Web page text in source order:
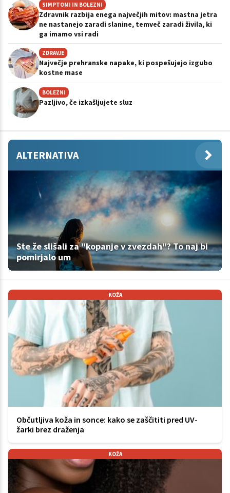
SIMPTOMI IN BOLEZNI
Zdravnik razbija enega največjih mitov: mastna jetra
ne nastanejo zaradi slanine, temveč zaradi živila, ki
ga imamo vsi radi
ZDRAVJE
Največje prehranske napake, ki pospešujejo izgubo
kostne mase
BOLEZNI
Pazljivo, če izkašljujete sluz
ALTERNATIVA
Ste že slišali za "kopanje v zvezdah"? To naj bi
pomirjalo um
KOŽA
Občutljiva koža in sonce: kako se zaščititi pred UV-
žarki brez draženja
KOŽA